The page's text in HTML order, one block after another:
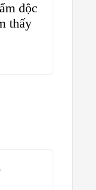
độc
thấy